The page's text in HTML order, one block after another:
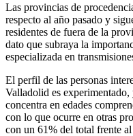
Las provincias de
respecto al año pasado y
residentes de fuera de la
dato que subraya la
especializada en
El perfil de las personas
Valladolid es experimentado,
concentra en edades
con lo que ocurre en otras
con un 61% del total frente